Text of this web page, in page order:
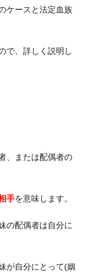
ケースと法定血族
で、詳しく説明し
、または配偶者の
手を意味します。
の配偶者は自分に
が自分にとって(姻